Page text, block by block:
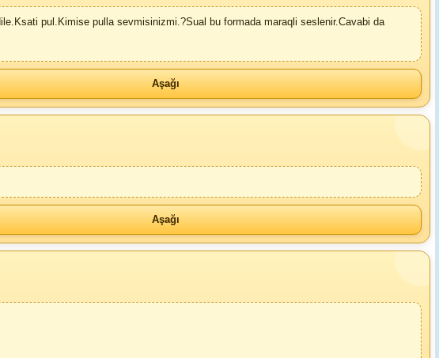
pul.Kimise pulla sevmisinizmi.?Sual bu formada maraqli seslenir.Cavabi da
Aşağı
Aşağı